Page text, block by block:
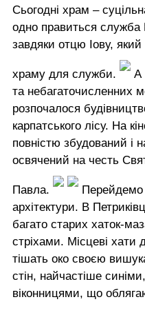
Сьогодні храм –
одно правиться
завдяки отцю Іову,
храму для служби.
А
та небагаточисленних
розпочалося
карпатського лісу. На
повністю збудований
освячений на честь
Павла.
Перейдемо
архітектури. В
багато старих хаток-
стріхами. Місцеві
тішать око своєю
стін, найчастіше
віконницями, що